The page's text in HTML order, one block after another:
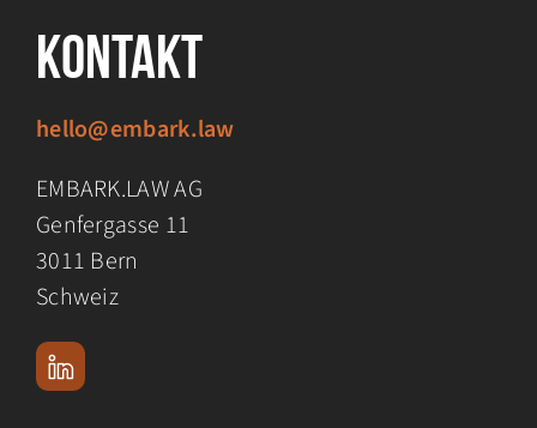
Kontakt
hello@embark.law
EMBARK.LAW AG
Genfergasse 11
3011 Bern
Schweiz